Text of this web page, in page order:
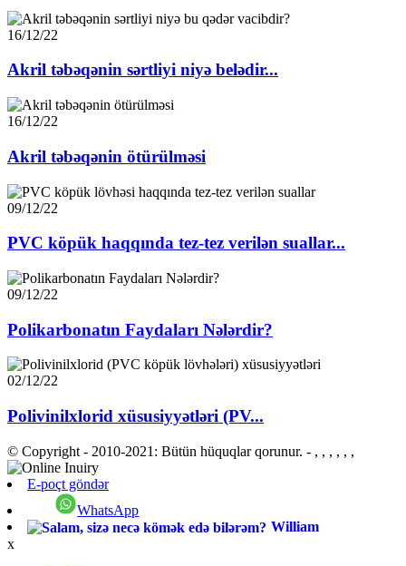
16/12/22
Akril təbəqənin sərtliyi niyə belədir...
16/12/22
Akril təbəqənin ötürülməsi
09/12/22
PVC köpük haqqında tez-tez verilən suallar...
09/12/22
Polikarbonatın Faydaları Nələrdir?
02/12/22
Polivinilxlorid xüsusiyyətləri (PV...
© Copyright - 2010-2021: Bütün hüquqlar qorunur. - , , , , , ,
E-poçt göndər
WhatsApp
William
x